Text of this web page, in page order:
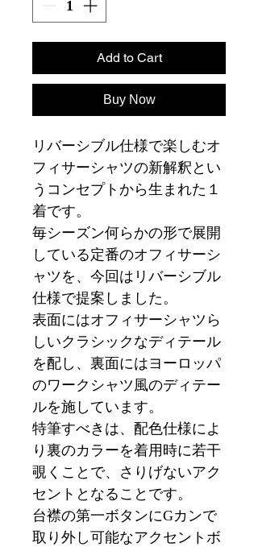
Add to Cart
Buy Now
リバーシブル仕様で楽しむオ
フィサーシャツの新解釈とい
うコンセプトから生まれた１
着です。
毎シーズン何らかの形で展開
している定番のオフィサーシ
ャツを、今回はリバーシブル
仕様で提案しました。
表面にはオフィサーシャツら
しいクラシックなディテール
を配し、裏面にはヨーロッパ
のワークシャツ風のディテー
ルを施しています。
特筆すべきは、配色仕様によ
り裏のカラーを着用時に若干
覗くことで、さりげないアク
セントとなることです。
台襟の第一ボタンにGカンで
取り外し可能なアクセントボ